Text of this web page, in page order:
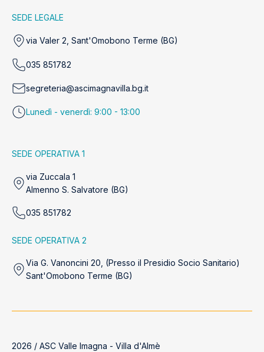
SEDE LEGALE
via Valer 2, Sant'Omobono Terme (BG)
035 851782
segreteria@ascimagnavilla.bg.it
Lunedì - venerdì: 9:00 - 13:00
SEDE OPERATIVA 1
via Zuccala 1
Almenno S. Salvatore (BG)
035 851782
SEDE OPERATIVA 2
Via G. Vanoncini 20, (Presso il Presidio Socio Sanitario)
Sant'Omobono Terme (BG)
2026 / ASC Valle Imagna - Villa d'Almè